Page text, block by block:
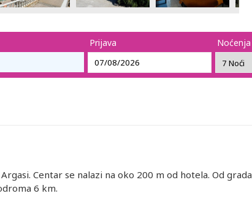
Prijava Noćenja
Centar se nalazi na oko 200 m od hotela. Od grada
6 km.